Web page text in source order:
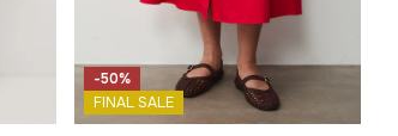
-50%
FINAL SALE